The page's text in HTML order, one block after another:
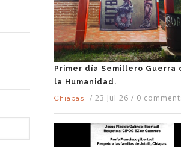
Primer día Semillero Guerra
la Humanidad.
Chiapas
/ 23 Jul 26 / 0